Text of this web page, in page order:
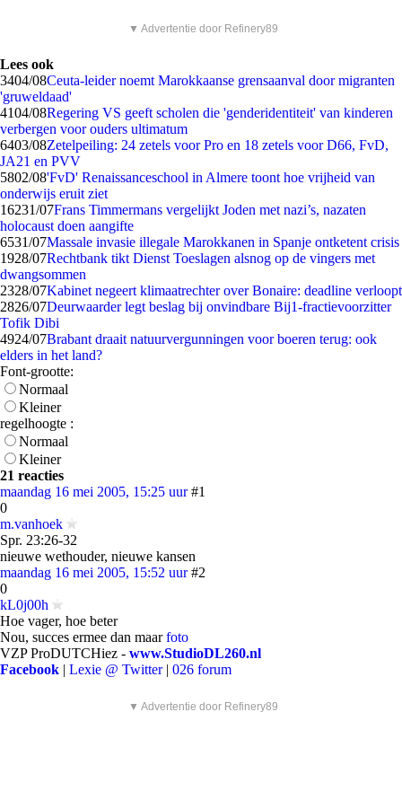
▼ Advertentie door Refinery89
Lees ook
3404/08Ceuta-leider noemt Marokkaanse grensaanval door migranten
'gruweldaad'
4104/08Regering VS geeft scholen die 'genderidentiteit' van kinderen
verbergen voor ouders ultimatum
6403/08Zetelpeiling: 24 zetels voor Pro en 18 zetels voor D66, FvD,
JA21 en PVV
5802/08'FvD' Renaissanceschool in Almere toont hoe vrijheid van
onderwijs eruit ziet
16231/07Frans Timmermans vergelijkt Joden met nazi’s, nazaten
holocaust doen aangifte
6531/07Massale invasie illegale Marokkanen in Spanje ontketent crisis
1928/07Rechtbank tikt Dienst Toeslagen alsnog op de vingers met
dwangsommen
2328/07Kabinet negeert klimaatrechter over Bonaire: deadline verloopt
2826/07Deurwaarder legt beslag bij onvindbare Bij1-fractievoorzitter
Tofik Dibi
4924/07Brabant draait natuurvergunningen voor boeren terug: ook
elders in het land?
Font-grootte:
Normaal
Kleiner
regelhoogte :
Normaal
Kleiner
21 reacties
maandag 16 mei 2005, 15:25 uur #1
0
m.vanhoek
Spr. 23:26-32
nieuwe wethouder, nieuwe kansen
maandag 16 mei 2005, 15:52 uur #2
0
kL0j00h
Hoe vager, hoe beter
Nou, succes ermee dan maarfoto
VZP ProDUTCHiez - www.StudioDL260.nl
Facebook | Lexie @ Twitter| 026 forum
▼ Advertentie door Refinery89